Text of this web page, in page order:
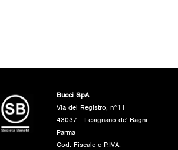
Bucci SpA
Via del Registro, n°11
43037 - Lesignano de' Bagni -
Parma
Cod. Fiscale e P.IVA: